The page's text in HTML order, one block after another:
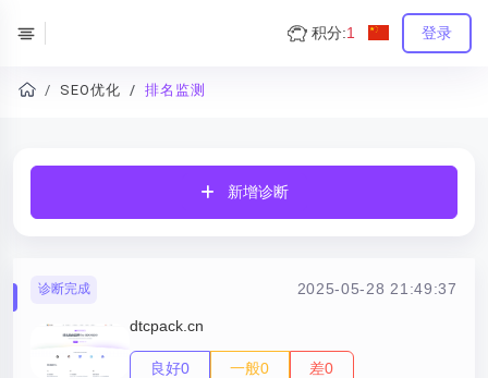
积分:1 登录
SEO优化 排名监测
新增诊断
诊断完成 2025-05-28 21:49:37
dtcpack.cn
良好0 一般0 差0